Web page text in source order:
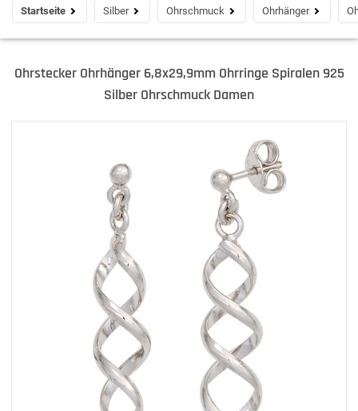
Startseite Silber Ohrschmuck Ohrhänger
Ohrstecker Ohrhänger 6,8x29,9mm Ohrringe Spiralen 925
Silber Ohrschmuck Damen